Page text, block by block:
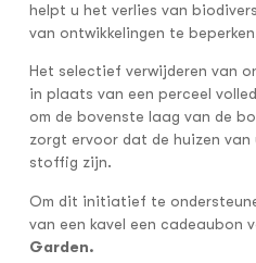
helpt u het verlies van
van ontwikkelingen te
Het selectief verwijderen van
in plaats van een perceel
om de bovenste laag van de
zorgt ervoor dat de huizen van
stoffig zijn.
Om dit initiatief te
van een kavel een cadeaubon
Garden.